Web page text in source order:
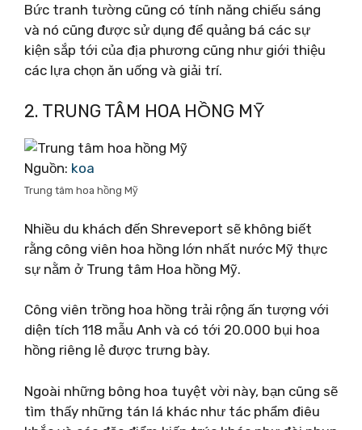
Bức tranh tường cũng có tính năng chiếu sáng
và nó cũng được sử dụng để quảng bá các sự
kiện sắp tới của địa phương cũng như giới thiệu
các lựa chọn ăn uống và giải trí.
2. TRUNG TÂM HOA HỒNG MỸ
Nguồn: koa
Trung tâm hoa hồng Mỹ
Nhiều du khách đến Shreveport sẽ không biết
rằng công viên hoa hồng lớn nhất nước Mỹ thực
sự nằm ở Trung tâm Hoa hồng Mỹ.
Công viên trồng hoa hồng trải rộng ấn tượng với
diện tích 118 mẫu Anh và có tới 20.000 bụi hoa
hồng riêng lẻ được trưng bày.
Ngoài những bông hoa tuyệt vời này, bạn cũng sẽ
tìm thấy những tán lá khác như tác phẩm điêu